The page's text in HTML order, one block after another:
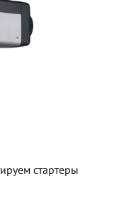
стартеры